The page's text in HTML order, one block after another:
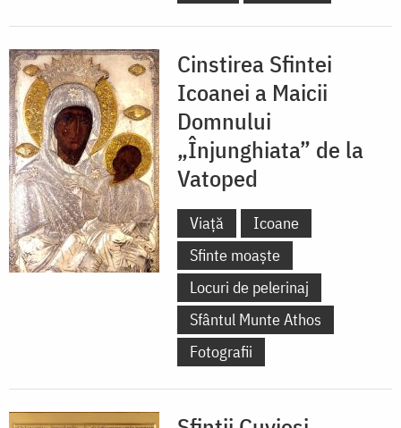
Cinstirea Sfintei
Icoanei a Maicii
Domnului
„Înjunghiata” de la
Vatoped
Viață
Icoane
Sfinte moaște
Locuri de pelerinaj
Sfântul Munte Athos
Fotografii